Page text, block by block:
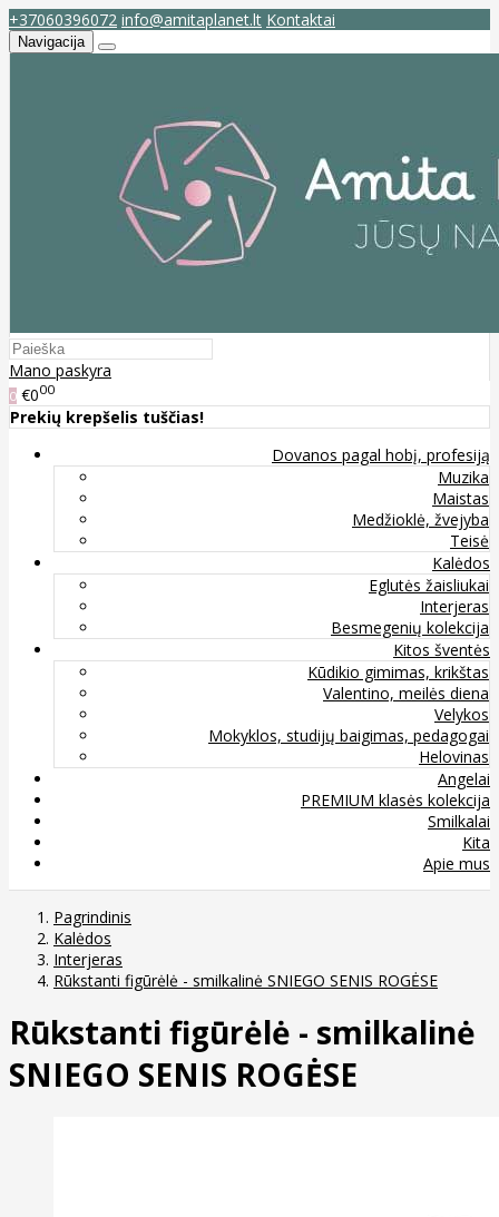
+37060396072 info@amitaplanet.lt Kontaktai
Navigacija
Mano paskyra
0 €000
Prekių krepšelis tuščias!
Dovanos pagal hobį, profesiją
Muzika
Maistas
Medžioklė, žvejyba
Teisė
Kalėdos
Eglutės žaisliukai
Interjeras
Besmegenių kolekcija
Kitos šventės
Kūdikio gimimas, krikštas
Valentino, meilės diena
Velykos
Mokyklos, studijų baigimas, pedagogai
Helovinas
Angelai
PREMIUM klasės kolekcija
Smilkalai
Kita
Apie mus
Pagrindinis
Kalėdos
Interjeras
Rūkstanti figūrėlė - smilkalinė SNIEGO SENIS ROGĖSE
Rūkstanti figūrėlė - smilkalinė
SNIEGO SENIS ROGĖSE